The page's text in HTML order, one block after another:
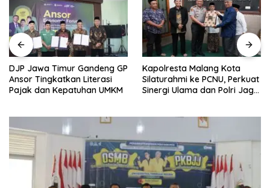
DJP Jawa Timur Gandeng GP
Ansor Tingkatkan Literasi
Pajak dan Kepatuhan UMKM
Kapolresta Malang Kota
Silaturahmi ke PCNU, Perkuat
Sinergi Ulama dan Polri Jaga